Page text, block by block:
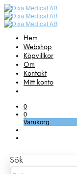
Hem
Webshop
Köpvillkor
Om
Kontakt
Mitt konto
0
0
Varukorg
Sök